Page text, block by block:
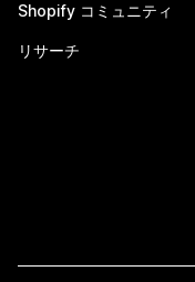
Shopify コミュニティ
リサーチ